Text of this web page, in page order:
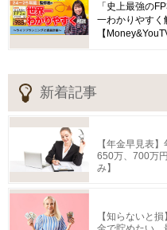
「史上最強の
一わかりやすく
【
新着記事
【年金早見表
650万、700万
み】
【知らないと